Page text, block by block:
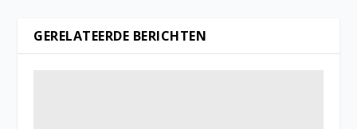
GERELATEERDE BERICHTEN